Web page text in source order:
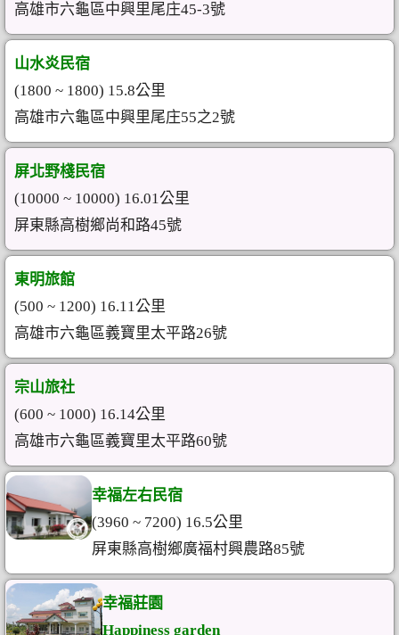
高雄市六龜區中興里尾庄45-3號
山水炎民宿
(1800 ~ 1800) 15.8公里
高雄市六龜區中興里尾庄55之2號
屏北野棧民宿
(10000 ~ 10000) 16.01公里
屏東縣高樹鄉尚和路45號
東明旅館
(500 ~ 1200) 16.11公里
高雄市六龜區義寶里太平路26號
宗山旅社
(600 ~ 1000) 16.14公里
高雄市六龜區義寶里太平路60號
幸福左右民宿
(3960 ~ 7200) 16.5公里
屏東縣高樹鄉廣福村興農路85號
幸福莊園
Happiness garden